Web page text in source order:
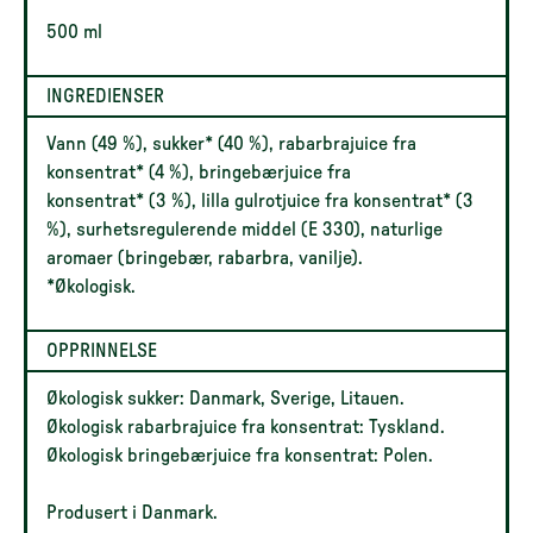
500 ml
INGREDIENSER
Vann (49 %), sukker* (40 %), rabarbrajuice fra
konsentrat* (4 %), bringebærjuice fra
konsentrat* (3 %), lilla gulrotjuice fra konsentrat* (3
%), surhetsregulerende middel (E 330), naturlige
aromaer (bringebær, rabarbra, vanilje).
*Økologisk.
OPPRINNELSE
Økologisk sukker: Danmark, Sverige, Litauen.
Økologisk rabarbrajuice fra konsentrat: Tyskland.
Økologisk bringebærjuice fra konsentrat: Polen.
Produsert i Danmark.